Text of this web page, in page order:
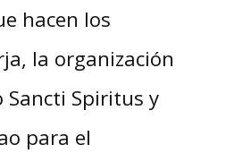
hacen los
la organización
Sancti Spiritus y
para el